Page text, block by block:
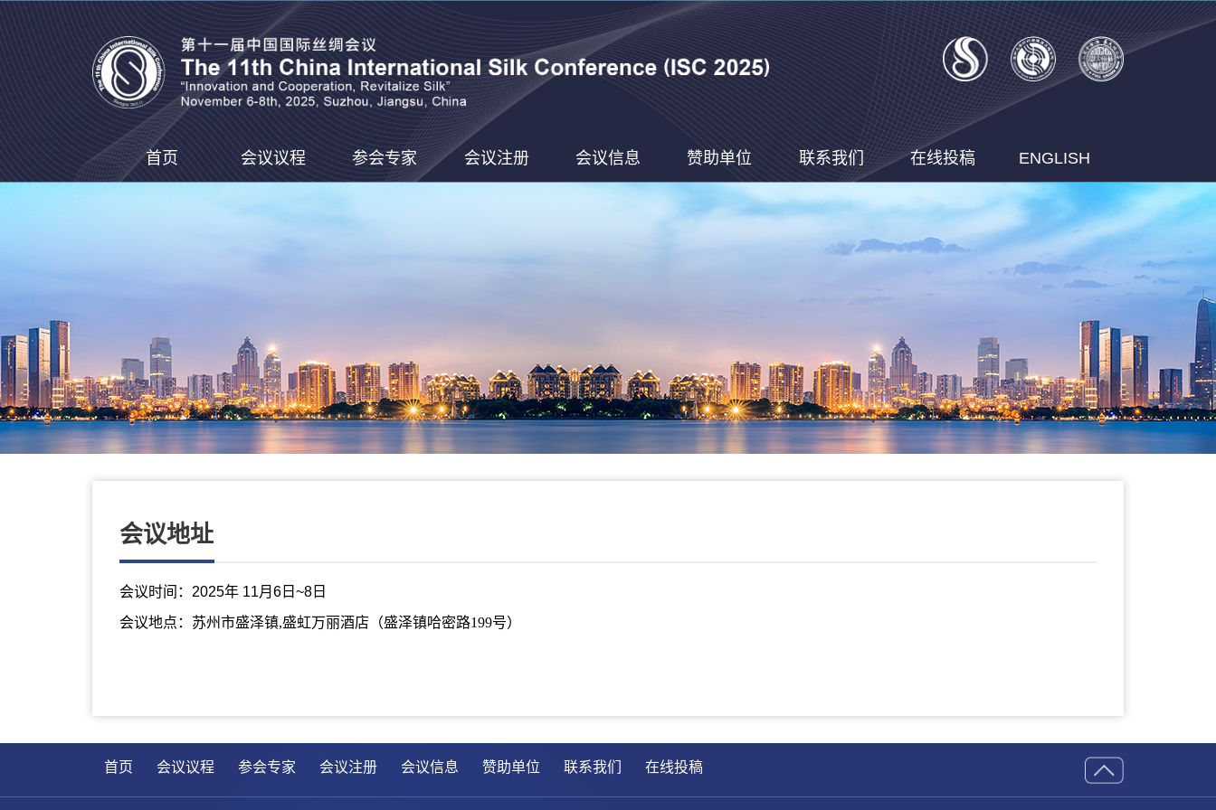
首页 会议议程 参会专家 会议注册 会议信息 赞助单位 联系我们 在线投稿 ENGLISH
会议地址
会议时间： 2025年 11月 6 日 ~8 日
会议地点：苏州市盛泽镇,盛虹万丽酒店（盛泽镇哈密路199号）
首页 会议议程 参会专家 会议注册 会议信息 赞助单位 联系我们 在线投稿